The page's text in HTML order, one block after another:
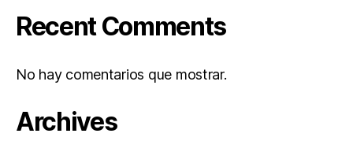
Recent Comments
No hay comentarios que mostrar.
Archives